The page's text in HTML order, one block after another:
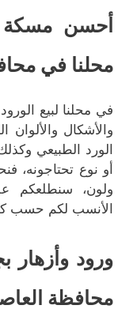
أحسن
محلنا في
في محلنا لبيع
والأشكال والألوان
الورد الطبيعي
أو نوع تحتاجونه،
ولون، سنطلعكم
الأنسب لكم حسب
ورود وأزهار
محافظة